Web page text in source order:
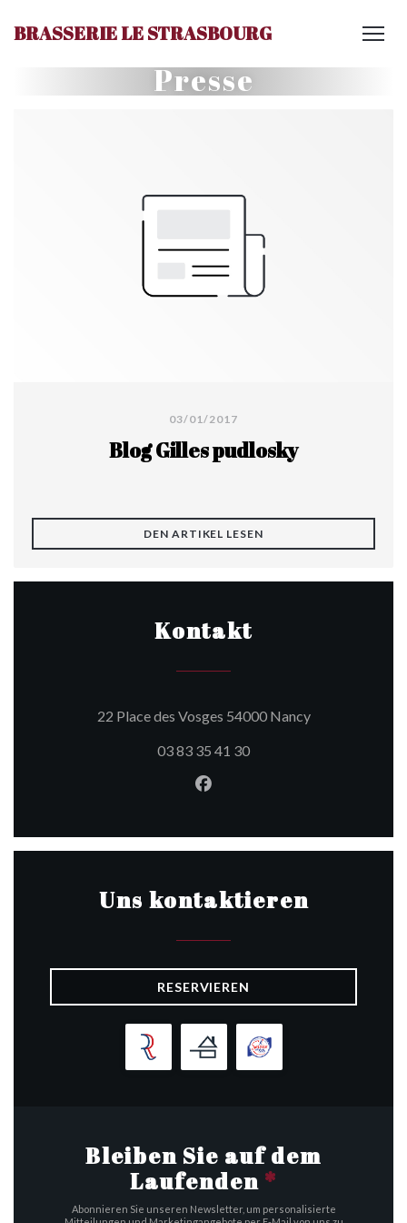
BRASSERIE LE STRASBOURG
Presse
03/01/2017
Blog Gilles pudlosky
DEN ARTIKEL LESEN((ÖFFNET EIN NEUES
Kontakt
22 Place des Vosges 54000 Nancy((öffnet ein
03 83 35 41 30
Facebook ((öffnet ein
Uns kontaktieren
RESERVIEREN
Bleiben Sie auf dem
Laufenden *
Abonnieren Sie unseren Newsletter, um personalisierte